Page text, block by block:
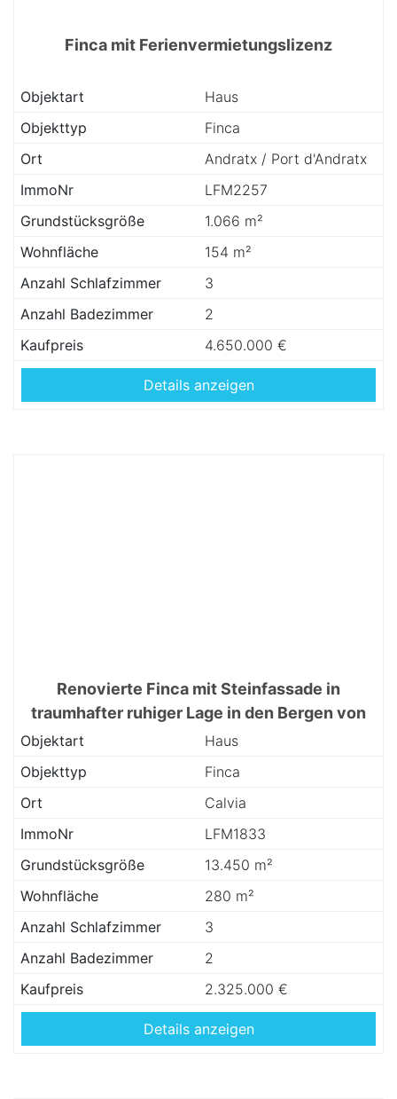
Finca mit Ferienvermietungslizenz
Objektart
Haus
Objekttyp
Finca
Ort
Andratx / Port d'Andratx
ImmoNr
LFM2257
Grundstücksgröße
1.066 m²
Wohnfläche
154 m²
Anzahl Schlafzimmer
3
Anzahl Badezimmer
2
Kaufpreis
4.650.000 €
Details anzeigen
Renovierte Finca mit Steinfassade in
traumhafter ruhiger Lage in den Bergen von
Calvia
Objektart
Haus
Objekttyp
Finca
Ort
Calvia
ImmoNr
LFM1833
Grundstücksgröße
13.450 m²
Wohnfläche
280 m²
Anzahl Schlafzimmer
3
Anzahl Badezimmer
2
Kaufpreis
2.325.000 €
Details anzeigen